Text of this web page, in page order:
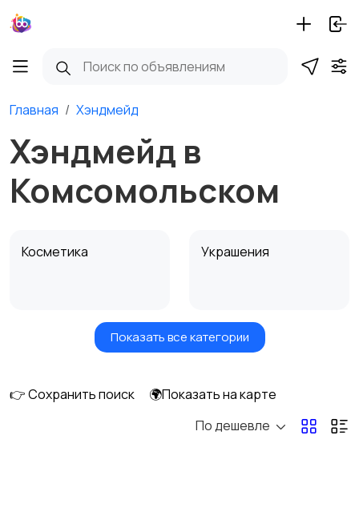
Главная Хэндмейд
Хэндмейд в
Комсомольском
Косметика Украшения
Куклы и игрушки
Оформление
Оформление
Показать все категории
👉 Сохранить поиск
🌍Показать на карте
По дешевле